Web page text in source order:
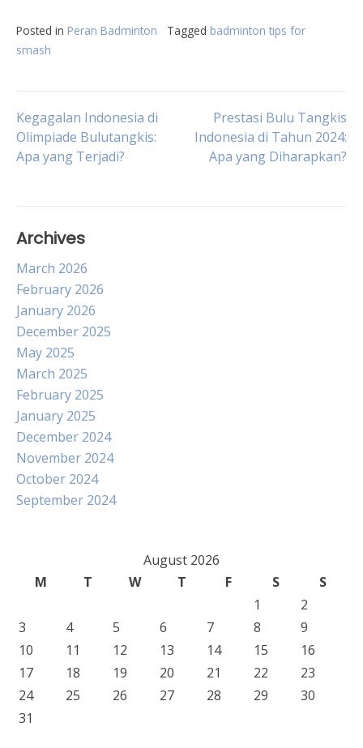
Posted in Peran Badminton Tagged badminton tips for
smash
Post
navigation
Kegagalan Indonesia di
Olimpiade Bulutangkis:
Apa yang Terjadi?
Prestasi Bulu Tangkis
Indonesia di Tahun 2024:
Apa yang Diharapkan?
Archives
March 2026
February 2026
January 2026
December 2025
May 2025
March 2025
February 2025
January 2025
December 2024
November 2024
October 2024
September 2024
August 2026
M
T W T F S
S
1
2
3
4 5 6 7 8
9
10
11 12 13 14 15
16
17
18 19 20 21 22
23
24
25 26 27 28 29
30
31